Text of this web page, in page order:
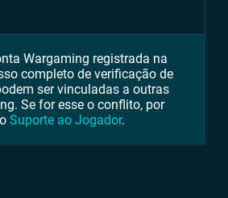
Wargaming registrada na
completo de verificação de
ser vinculadas a outras
Se for esse o conflito, por
Suporte ao Jogador.